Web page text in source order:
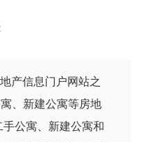
产信息门户网站之
、新建公寓等房地
公寓、新建公寓和